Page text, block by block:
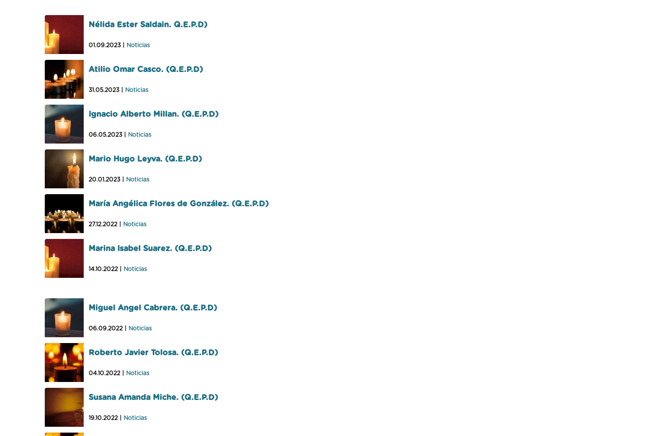
Nélida Ester Saldain. Q.E.P.D)
01.09.2023 | Noticias
Atilio Omar Casco. (Q.E.P.D)
31.05.2023 | Noticias
Ignacio Alberto Millan. (Q.E.P.D)
06.05.2023 | Noticias
Mario Hugo Leyva. (Q.E.P.D)
20.01.2023 | Noticias
María Angélica Flores de González. (Q.E.P.D)
27.12.2022 | Noticias
Marina Isabel Suarez. (Q.E.P.D)
14.10.2022 | Noticias
Miguel Angel Cabrera. (Q.E.P.D)
06.09.2022 | Noticias
Roberto Javier Tolosa. (Q.E.P.D)
04.10.2022 | Noticias
Susana Amanda Miche. (Q.E.P.D)
19.10.2022 | Noticias